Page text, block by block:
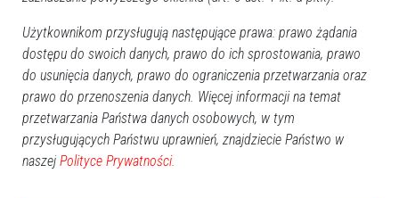
Użytkownikom przysługują następujące prawa: prawo żądania
dostępu do swoich danych, prawo do ich sprostowania, prawo
do usunięcia danych, prawo do ograniczenia przetwarzania oraz
prawo do przenoszenia danych. Więcej informacji na temat
przetwarzania Państwa danych osobowych, w tym
przysługujących Państwu uprawnień, znajdziecie Państwo w
naszej Polityce Prywatności.